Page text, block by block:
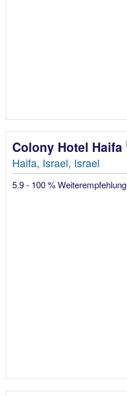
Colony Hotel Haifa
Haifa, Israel, Israel
5.9 - 100 % Weiterempfehlung